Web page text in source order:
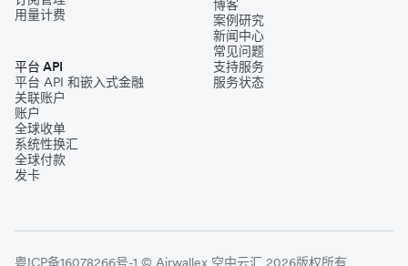
用量计费
平台 API
平台 API 和嵌入式金融
关联账户
账户
全球收单
系统性换汇
全球付款
发卡
博客
案例研究
新闻中心
常见问题
支持服务
服务状态
粤ICP备16078266号-1 © Airwallex 空中云汇 2026版权所有